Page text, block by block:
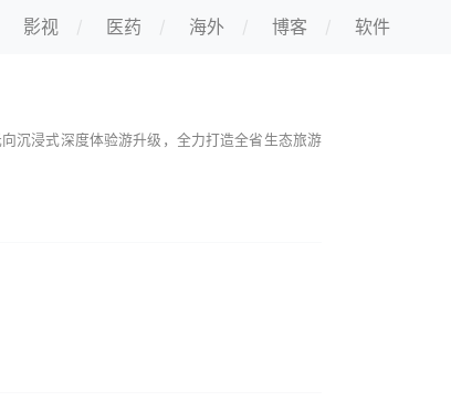
影视 医药 海外 博客 软件
沉浸式深度体验游升级，全力打造全省生态旅游